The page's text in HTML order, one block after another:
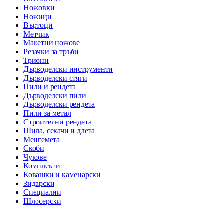
Ножовки
Ножици
Въртоци
Метчик
Макетни ножове
Резачки за тръби
Триони
Дърводелски инструменти
Дърводелски стяги
Пили и рендета
Дърводелски пили
Дърводелски рендета
Пили за метал
Строителни рендета
Шила, секачи и длета
Менгемета
Скоби
Чукове
Комплекти
Ковашки и каменарски
Зидарски
Специални
Шлосерски